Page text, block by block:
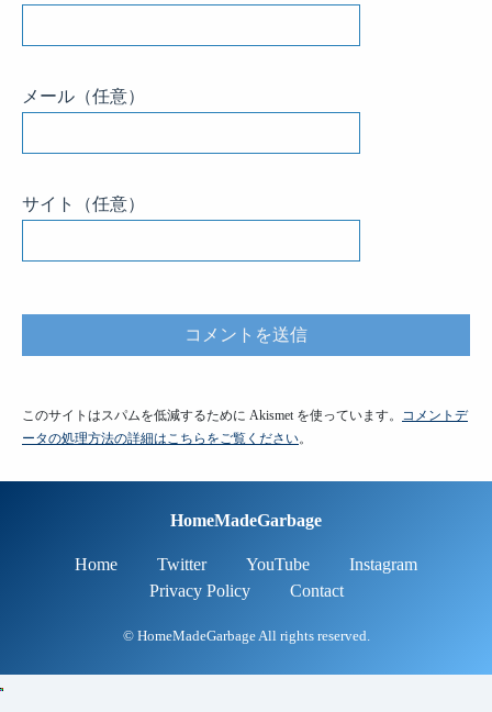
メール （任意）
サイト （任意）
このサイトはスパムを低減するために Akismet を使っています。 コメントデ
ータの処理方法の詳細はこちらをご覧ください。
HomeMadeGarbage
Home Twitter YouTube
Instagram
Privacy Policy
Contact
© HomeMadeGarbage All rights reserved.